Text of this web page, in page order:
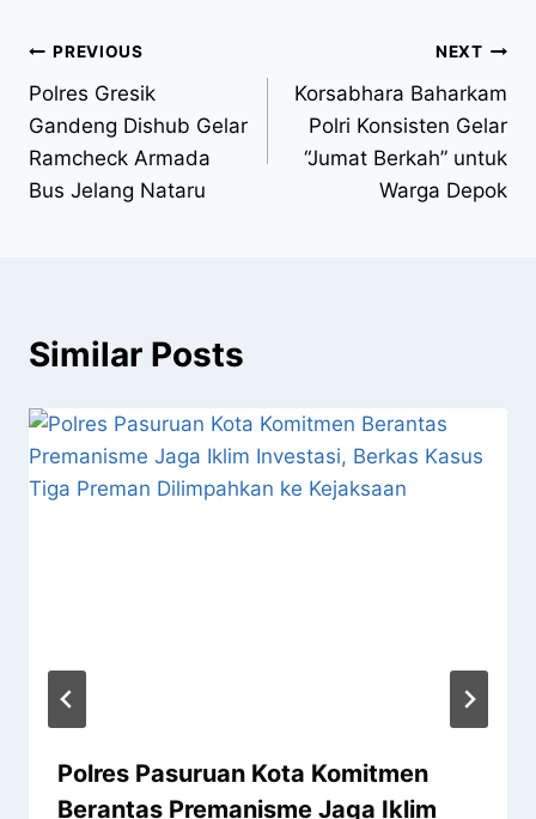
PREVIOUS
Polres Gresik
Gandeng Dishub Gelar
Ramcheck Armada
Bus Jelang Nataru
NEXT
Korsabhara Baharkam
Polri Konsisten Gelar
“Jumat Berkah” untuk
Warga Depok
Similar Posts
Polres Pasuruan Kota Komitmen
Berantas Premanisme Jaga Iklim